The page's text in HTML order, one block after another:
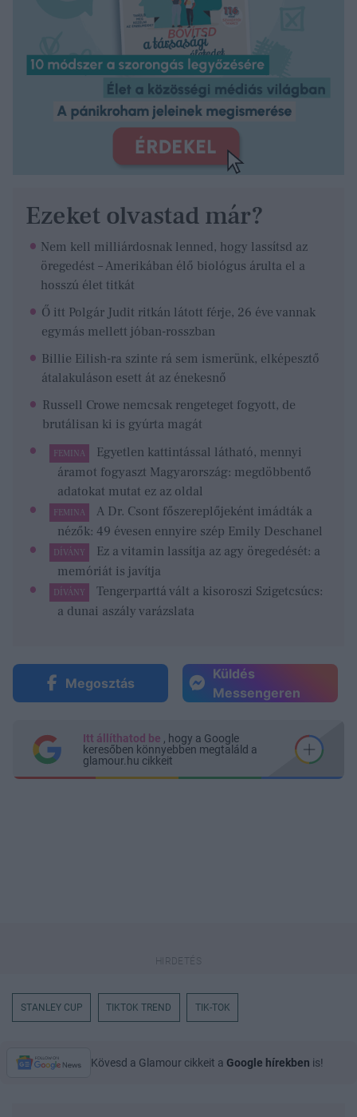
Ezeket olvastad már?
Nem kell milliárdosnak lenned, hogy lassítsd az
öregedést – Amerikában élő biológus árulta el a
hosszú élet titkát
Ő itt Polgár Judit ritkán látott férje, 26 éve vannak
egymás mellett jóban-rosszban
Billie Eilish-ra szinte rá sem ismerünk, elképesztő
átalakuláson esett át az énekesnő
Russell Crowe nemcsak rengeteget fogyott, de
brutálisan ki is gyúrta magát
FEMINA
Egyetlen kattintással látható, mennyi
áramot fogyaszt Magyarország: megdöbbentő
adatokat mutat ez az oldal
FEMINA
A Dr. Csont főszereplőjeként imádták a
nézők: 49 évesen ennyire szép Emily Deschanel
DÍVÁNY
Ez a vitamin lassítja az agy öregedését: a
memóriát is javítja
DÍVÁNY
Tengerparttá vált a kisoroszi Szigetcsúcs:
a dunai aszály varázslata
Megosztás
Küldés
Messengeren
Itt állíthatod be , hogy a Google
keresőben könnyebben megtaláld a
glamour.hu cikkeit
STANLEY CUP TIKTOK TREND TIK-TOK
Kövesd a Glamour cikkeit a Google hírekben is!